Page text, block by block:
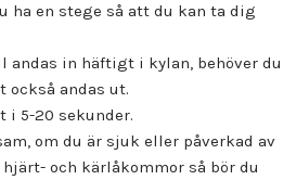
ha en stege så att du kan ta dig
andas in häftigt i kylan, behöver du
också andas ut.
i 5-20 sekunder.
om du är sjuk eller påverkad av
och kärlåkommor så bör du